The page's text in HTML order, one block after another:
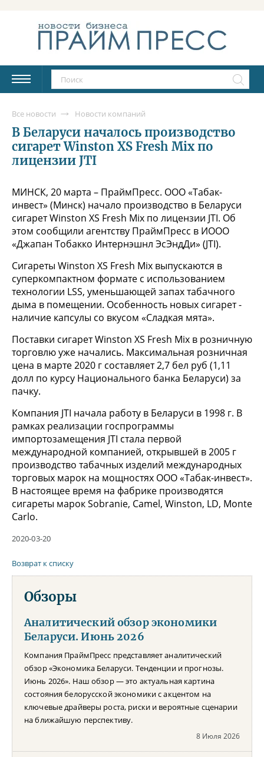
Все новости Новости компаний
В Беларуси началось производство
сигарет Winston XS Fresh Mix по
лицензии JTI
МИНСК, 20 марта – ПраймПресс. ООО «Табак-
инвест» (Минск) начало производство в Беларуси
сигарет Winston XS Fresh Mix по лицензии JTI. Об
этом сообщили агентству ПраймПресс в ИООО
«Джапан Тобакко Интернэшнл ЭсЭндДи» (JTI).
Сигареты Winston XS Fresh Mix выпускаются в
суперкомпактном формате с использованием
технологии LSS, уменьшающей запах табачного
дыма в помещении. Особенность новых сигарет -
наличие капсулы со вкусом «Сладкая мята».
Поставки сигарет Winston XS Fresh Mix в розничную
торговлю уже начались. Максимальная розничная
цена в марте 2020 г составляет 2,7 бел руб (1,11
долл по курсу Национального банка Беларуси) за
пачку.
Компания JTI начала работу в Беларуси в 1998 г. В
рамках реализации госпрограммы
импортозамещения JTI стала первой
международной компанией, открывшей в 2005 г
производство табачных изделий международных
торговых марок на мощностях ООО «Табак-инвест».
В настоящее время на фабрике производятся
сигареты марок Sobranie, Camel, Winston, LD, Monte
Carlo.
2020-03-20
Возврат к списку
Обзоры
Аналитический обзор экономики
Беларуси. Июнь 2026
Компания ПраймПресс представляет аналитический
обзор «Экономика Беларуси. Тенденции и прогнозы.
Июнь 2026». Наш обзор — это актуальная картина
состояния белорусской экономики с акцентом на
ключевые драйверы роста, риски и вероятные сценарии
на ближайшую перспективу.
8 Июля 2026